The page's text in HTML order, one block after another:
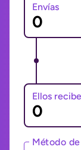
Envías
Ellos
Método